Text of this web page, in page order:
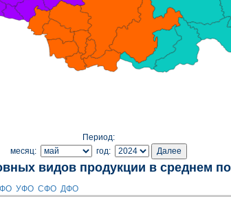
Период:
месяц:
год:
видов продукции в среднем по
УФО СФО ДФО